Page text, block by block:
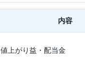
内容
値上がり益・配当金